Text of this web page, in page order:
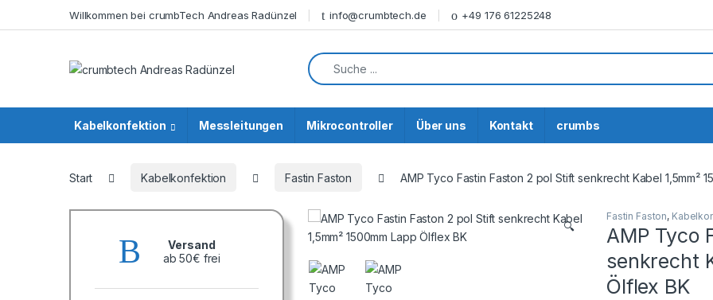
Willkommen bei crumbTech Andreas Radünzel info@crumbtech.de +49 176 61225248
Search for:
Kabelkonfektion Messleitungen Mikrocontroller Über uns Kontakt crumbs
Start Kabelkonfektion Fastin Faston AMP Tyco Fastin Faston 2 pol Stift senkrecht Kabel 1,5mm²
🔍
Fastin Faston,
AMP Tyco
senkrecht
Ölflex BK
Versand
ab 50€ frei